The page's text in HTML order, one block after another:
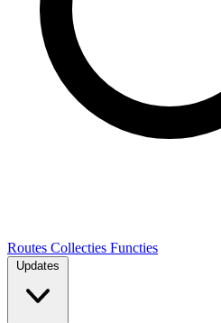
Routes Collecties Functies
Updates